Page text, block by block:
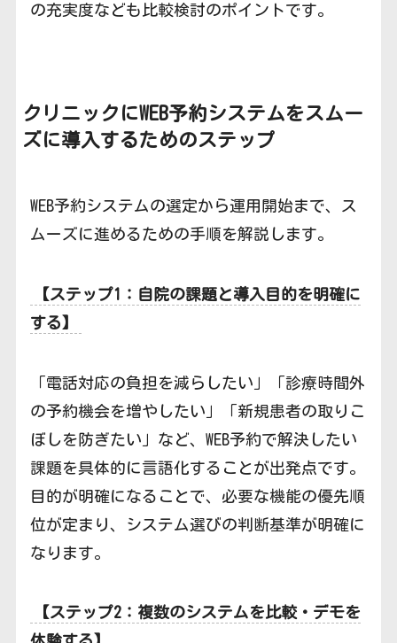
の充実度なども比較検討のポイントです。
クリニックにWEB予約システムをスムー
ズに導入するためのステップ
WEB予約システムの選定から運用開始まで、ス
ムーズに進めるための手順を解説します。
【ステップ1：自院の課題と導入目的を明確に
する】
「電話対応の負担を減らしたい」「診療時間外
の予約機会を増やしたい」「新規患者の取りこ
ぼしを防ぎたい」など、WEB予約で解決したい
課題を具体的に言語化することが出発点です。
目的が明確になることで、必要な機能の優先順
位が定まり、システム選びの判断基準が明確に
なります。
【ステップ2：複数のシステムを比較・デモを